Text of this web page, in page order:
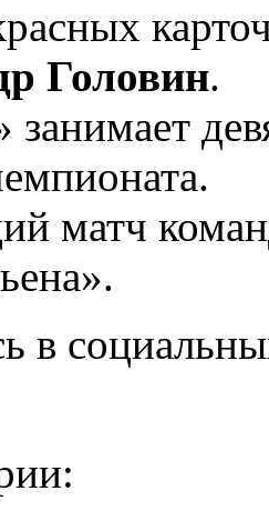
Головин.
матч
в